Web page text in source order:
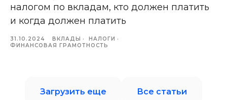
налогом по вкладам, кто должен платить
и когда должен платить
31.10.2024 ВКЛАДЫ
НАЛОГИ
ФИНАНСОВАЯ ГРАМОТНОСТЬ
Загрузить еще Все статьи